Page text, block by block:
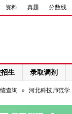
资料 真题 分数线
生 录取调剂
查询 » 河北科技师范学